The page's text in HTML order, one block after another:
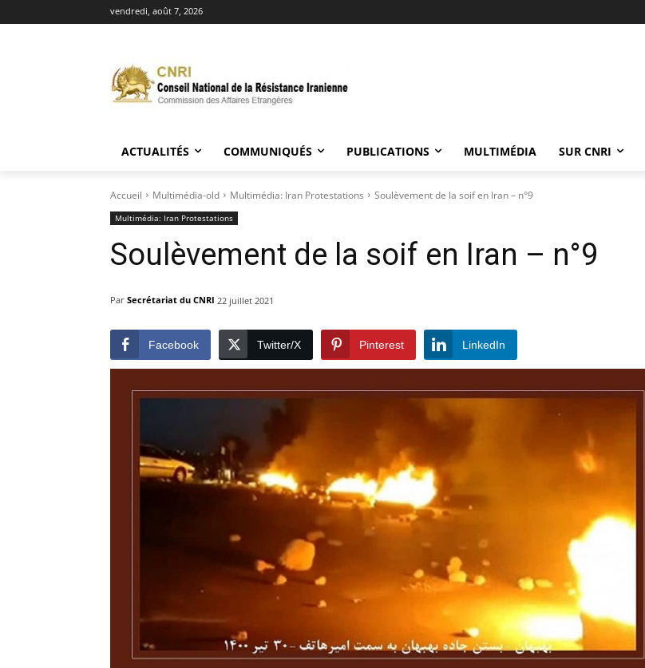
vendredi, août 7, 2026
ACTUALITÉS COMMUNIQUÉS PUBLICATIONS MULTIMÉDIA SUR CNRI
Accueil Multimédia-old Multimédia: Iran Protestations Soulèvement de la soif en Iran – n°9
Multimédia: Iran Protestations
Soulèvement de la soif en Iran – n°9
Par Secrétariat du CNRI 22 juillet 2021
Facebook Twitter/X Pinterest LinkedIn